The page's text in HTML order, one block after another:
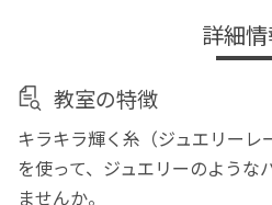
詳細
教室の特徴
キラキラ輝く糸（ジュエリーレ
を使って、ジュエリーのような
ませんか。